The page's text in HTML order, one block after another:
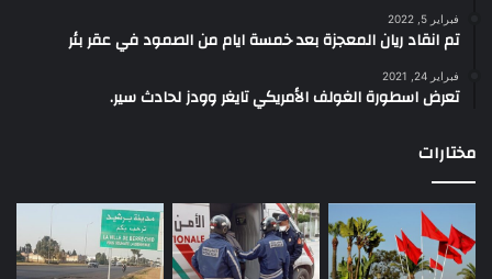
فبراير 5, 2022
تم انقاد ريان المعجزة بعد خمسة ايام من الصمود في عقر بئر
فبراير 24, 2021
تعرض اسطورة الغولف الأمريكي تايغر وودز لحادث سير.
مختارات